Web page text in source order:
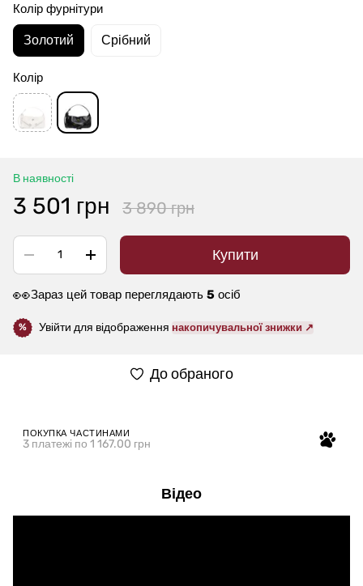
Колір фурнітури
Золотий Срібний
Колір
В наявності
3 501 грн 3 890 грн
Купити
👀Зараз цей товар переглядають 5 осіб
% Увійти для відображення накопичувальної знижки ↗
До обраного
ПОКУПКА ЧАСТИНАМИ
3 платежі по 1 167.00 грн
Відео